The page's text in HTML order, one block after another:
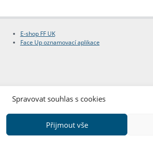
Spravovat souhlas s cookies
Přijmout vše
E-shop FF UK
Face Up oznamovací aplikace